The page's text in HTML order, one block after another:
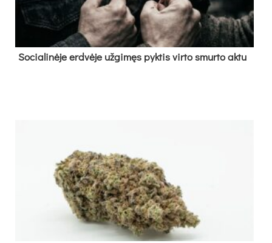
So­cia­li­nė­je erd­vė­je už­gi­męs pyk­tis vir­to smur­to ak­tu